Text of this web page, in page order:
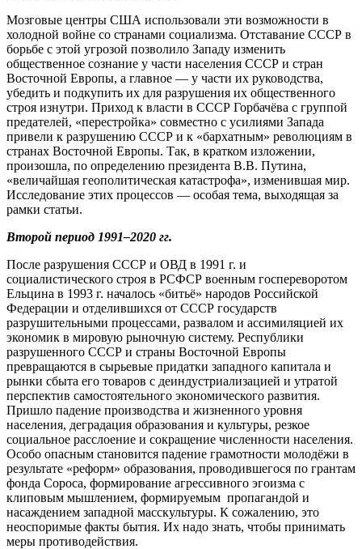
Мозговые центры США использовали эти возможности в
холодной войне со странами социализма. Отставание СССР в
борьбе с этой угрозой позволило Западу изменить
общественное сознание у части населения СССР и стран
Восточной Европы, а главное — у части их руководства,
убедить и подкупить их для разрушения их общественного
строя изнутри. Приход к власти в СССР Горбачёва с группой
предателей, «перестройка» совместно с усилиями Запада
привели к разрушению СССР и к «бархатным» революциям в
странах Восточной Европы. Так, в кратком изложении,
произошла, по определению президента В.В. Путина,
«величайшая геополитическая катастрофа», изменившая мир.
Исследование этих процессов — особая тема, выходящая за
рамки статьи.
Второй период 1991–2020 гг.
После разрушения СССР и ОВД в 1991 г. и
социалистического строя в РСФСР военным госпереворотом
Ельцина в 1993 г. началось «битьё» народов Российской
Федерации и отделившихся от СССР государств
разрушительными процессами, развалом и ассимиляцией их
экономик в мировую рыночную систему. Республики
разрушенного СССР и страны Восточной Европы
превращаются в сырьевые придатки западного капитала и
рынки сбыта его товаров с деиндустриализацией и утратой
перспектив самостоятельного экономического развития.
Пришло падение производства и жизненного уровня
населения, деградация образования и культуры, резкое
социальное расслоение и сокращение численности населения.
Особо опасным становится падение грамотности молодёжи в
результате «реформ» образования, проводившегося по грантам
фонда Сороса, формирование агрессивного эгоизма с
клиповым мышлением, формируемым пропагандой и
насаждением западной масскультуры. К сожалению, это
неоспоримые факты бытия. Их надо знать, чтобы принимать
меры противодействия.